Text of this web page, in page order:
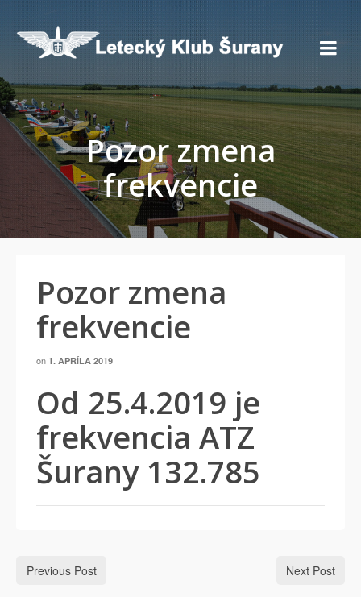
Pozor zmena
frekvencie
Pozor zmena
frekvencie
on 1. APRÍLA 2019
Od 25.4.2019 je
frekvencia ATZ
Šurany 132.785
Previous Post Next Post